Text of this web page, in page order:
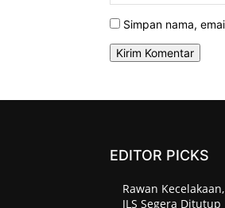
Simpan nama,
EDITOR PICKS
Rawan
JLS Segera Ditutup